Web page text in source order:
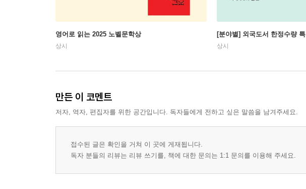
영어로 읽는 2025 노벨문학상
상시
[분야별] 외국도서 한정수량
상시
만든 이 코멘트
저자, 역자, 편집자를 위한 공간입니다. 독자들에게 전하고 싶은 말씀을 남겨주세요.
접수된 글은 확인을 거쳐 이 곳에 게재됩니다.
독자 분들의 리뷰는 리뷰 쓰기를, 책에 대한 문의는 1:1 문의를 이용해 주세요.